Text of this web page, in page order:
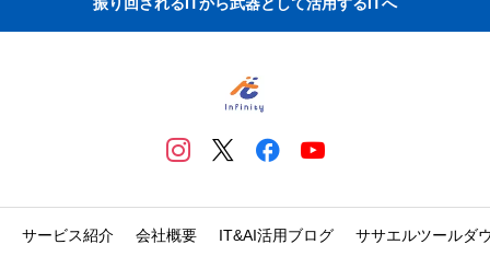
振り回されるITから武器として活用するITへ
サービス紹介 会社概要 IT&AI活用ブログ ササエルツールダ